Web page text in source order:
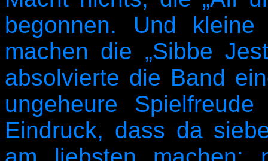
begonnen. Und
machen die „Sibbe
absolvierte die Band
ungeheure
Eindruck, dass da